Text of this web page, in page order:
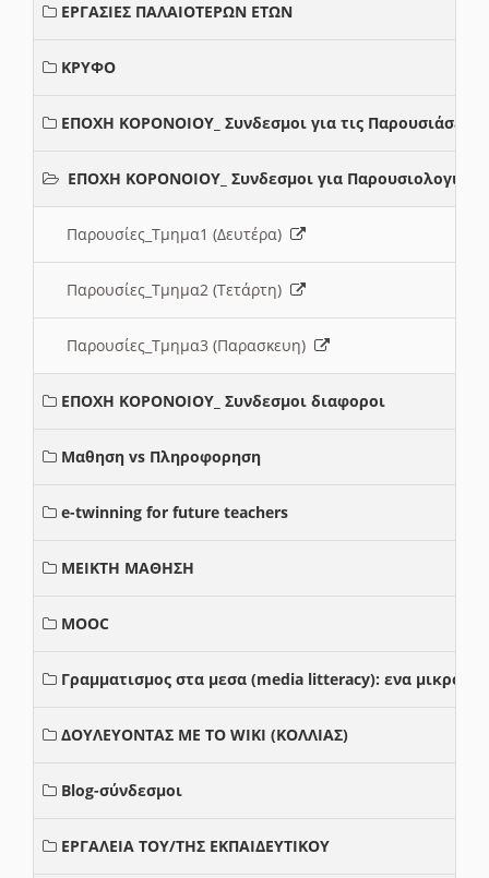
ΕΡΓΑΣΙΕΣ ΠΑΛΑΙΟΤΕΡΩΝ ΕΤΩΝ
ΚΡΥΦΟ
ΕΠΟΧΗ ΚΟΡΟΝΟΙΟΥ_ Συνδεσμοι για τις Παρουσιάσεις
ΕΠΟΧΗ ΚΟΡΟΝΟΙΟΥ_ Συνδεσμοι για Παρουσιολογια
Παρουσίες_Τμημα1 (Δευτέρα)
Παρουσίες_Τμημα2 (Τετάρτη)
Παρουσίες_Τμημα3 (Παρασκευη)
ΕΠΟΧΗ ΚΟΡΟΝΟΙΟΥ_ Συνδεσμοι διαφοροι
Μαθηση vs Πληροφορηση
e-twinning for future teachers
ΜΕΙΚΤΗ ΜΑΘΗΣΗ
MOOC
Γραμματισμος στα μεσα (media litteracy): ενα μικρο
ΔΟΥΛΕΥΟΝΤΑΣ ΜΕ ΤΟ WIKI (ΚΟΛΛΙΑΣ)
Blog-σύνδεσμοι
ΕΡΓΑΛΕΙΑ ΤΟΥ/ΤΗΣ ΕΚΠΑΙΔΕΥΤΙΚΟΥ